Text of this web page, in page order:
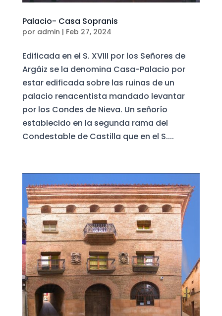
Palacio- Casa Sopranis
por admin | Feb 27, 2024
Edificada en el S. XVIII por los Señores de
Argáiz se la denomina Casa-Palacio por
estar edificada sobre las ruinas de un
palacio renacentista mandado levantar
por los Condes de Nieva. Un señorío
establecido en la segunda rama del
Condestable de Castilla que en el S....